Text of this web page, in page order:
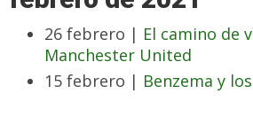
26 febrero | El camino de
Manchester United
15 febrero | Benzema y